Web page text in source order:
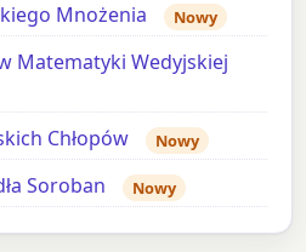
Mnożenia Nowy
Matematyki Wedyjskiej
Chłopów Nowy
Soroban Nowy